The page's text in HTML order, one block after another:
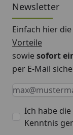
Newsletter
Einfach hier
Vorteile
sowiesofort
per E-Mail
Keine Eingabe
Eingabe
E-Mail *
Ich habe die
Kenntnis